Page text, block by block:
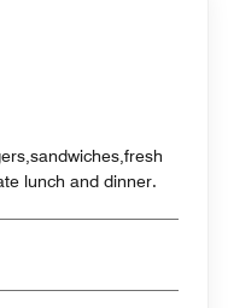
lunch and dinner.